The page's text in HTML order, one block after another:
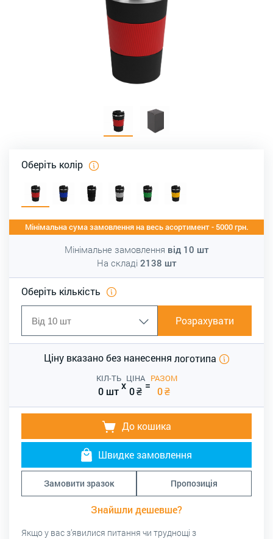
Оберіть колір
Мінімальна сума замовлення на весь асортимент - 5000 грн.
Мінімальне замовлення від 10 шт
На складі 2138 шт
Оберіть кількість
Розрахувати
Ціну вказано без нанесення логотипа
КІЛ-ТЬ
0 штx
ЦІНА
0₴ =
РАЗОМ
0₴
До кошика
Швидке замовлення
Замовити зразок Пропозиція
Знайшли дешевше?
Якщо у вас з’явилися питання чи труднощі з